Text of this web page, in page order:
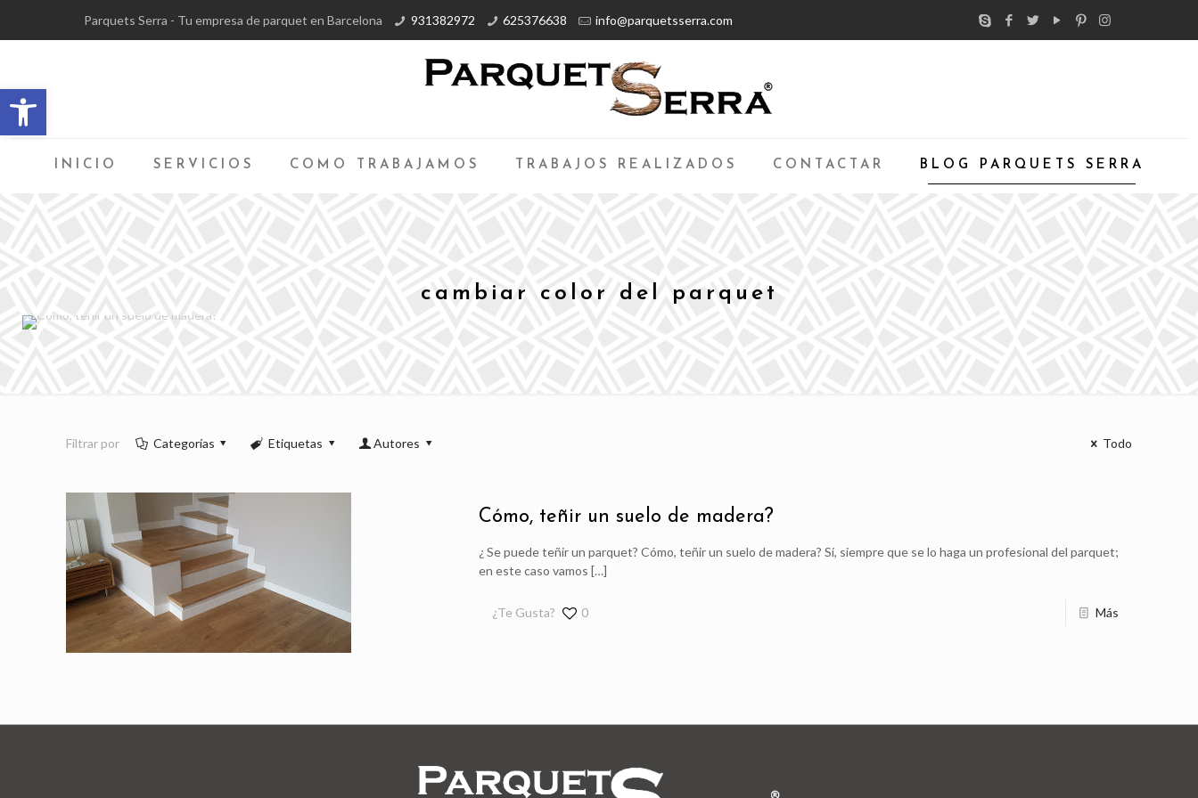
Abrir barra de herramientas
Parquets Serra - Tu empresa de parquet en Barcelona 931382972 625376638 info@parquetsserra.com
INICIO SERVICIOS COMO TRABAJAMOS TRABAJOS REALIZADOS CONTACTAR BLOG PARQUETS SERRA
cambiar color del parquet
Filtrar por Categorías Etiquetas Autores Todo
Cómo, teñir un suelo de madera?
¿ Se puede teñir un parquet? Cómo, teñir un suelo de madera? Sí, siempre que se lo haga un profesional del parquet;
en este caso vamos […]
¿Te Gusta? 0 Más